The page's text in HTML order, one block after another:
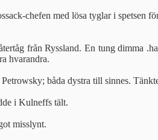
chefen med lösa tyglar i spetsen
från Ryssland. En tung dimma
hvarandra.
båda dystra till sinnes.
i Kulneffs tält.
misslynt.